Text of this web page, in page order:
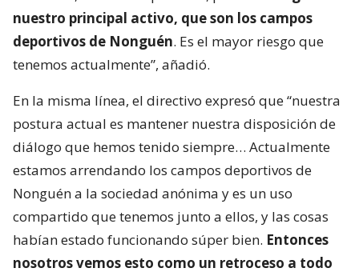
nuestro principal activo, que son los campos
deportivos de Nonguén. Es el mayor riesgo que
tenemos actualmente”, añadió.
En la misma línea, el directivo expresó que “nuestra
postura actual es mantener nuestra disposición de
diálogo que hemos tenido siempre… Actualmente
estamos arrendando los campos deportivos de
Nonguén a la sociedad anónima y es un uso
compartido que tenemos junto a ellos, y las cosas
habían estado funcionando súper bien. Entonces
nosotros vemos esto como un retroceso a todo